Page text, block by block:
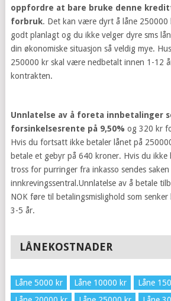
oppfordre at bare bruke denne
forbruk. Det kan være dyrt å låne 250000
godt planlagt og du ikke velger dyre sms
din økonomiske situasjon så veldig mye.
250000 kr skal være nedbetalt innen 1-12
kontrakten.
Unnlatelse av å foreta innbetalinger
forsinkelsesrente på 9,50% og 320 kr
Hvis du fortsatt ikke betaler lånet på
betale et gebyr på 640 kroner. Hvis du ikke
tross for purringer fra inkasso sendes
innkrevingssentral.Unnlatelse av å betale
NOK føre til betalingsmislighold som
3-5 år.
LÅNEKOSTNADER
Låne 5000 kr Låne 10000 kr
Låne